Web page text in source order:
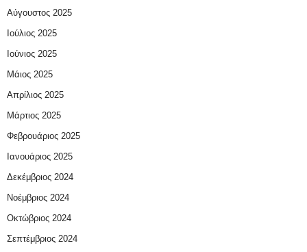
Αύγουστος 2025
Ιούλιος 2025
Ιούνιος 2025
Μάιος 2025
Απρίλιος 2025
Μάρτιος 2025
Φεβρουάριος 2025
Ιανουάριος 2025
Δεκέμβριος 2024
Νοέμβριος 2024
Οκτώβριος 2024
Σεπτέμβριος 2024